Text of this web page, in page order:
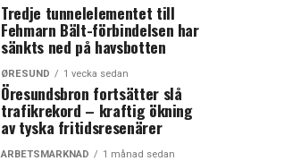
Tredje tunnelelementet till
Fehmarn Bält-förbindelsen har
sänkts ned på havsbotten
ØRESUND 1 vecka sedan
Öresundsbron fortsätter slå
trafikrekord – kraftig ökning
av tyska fritidsresenärer
ARBETSMARKNAD 1 månad sedan